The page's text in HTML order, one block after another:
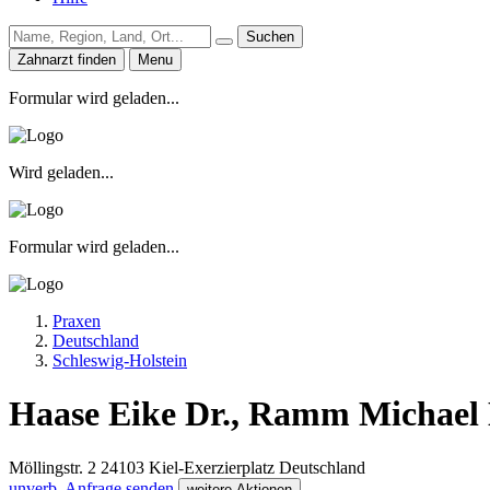
Suchen
Zahnarzt finden
Menu
Formular wird geladen...
Wird geladen...
Formular wird geladen...
Praxen
Deutschland
Schleswig-Holstein
Haase Eike Dr., Ramm Michael
Möllingstr. 2 24103 Kiel-Exerzierplatz Deutschland